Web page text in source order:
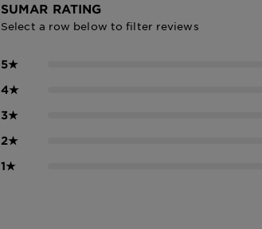
SUMAR RATING
Select a row below to filter reviews
5★
4★
3★
2★
1★